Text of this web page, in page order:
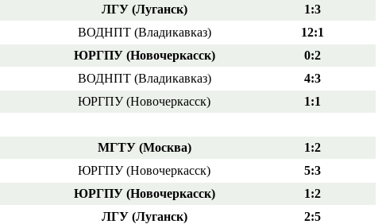
ЛГУ (Луганск)
1:3
ВОДНПТ (Владикавказ)
12:1
ЮРГПУ (Новочеркасск)
0:2
ВОДНПТ (Владикавказ)
4:3
ЮРГПУ (Новочеркасск)
1:1
МГТУ (Москва)
1:2
ЮРГПУ (Новочеркасск)
5:3
ЮРГПУ (Новочеркасск)
1:2
ЛГУ (Луганск)
2:5